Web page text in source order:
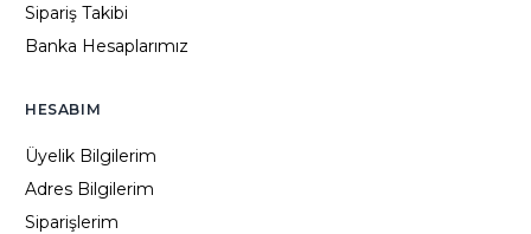
Sipariş Takibi
Banka Hesaplarımız
HESABIM
Üyelik Bilgilerim
Adres Bilgilerim
Siparişlerim